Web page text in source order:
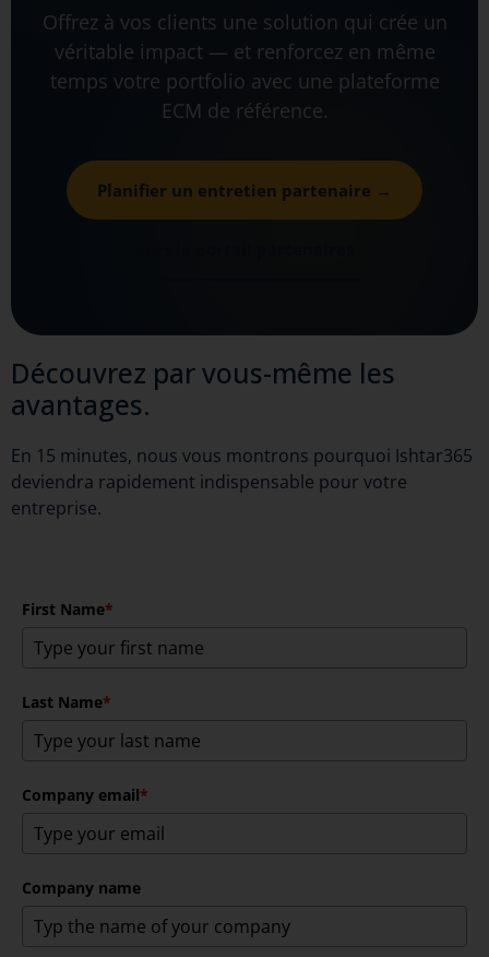
Offrez à vos clients une solution qui crée un
véritable impact — et renforcez en même
temps votre portfolio avec une plateforme
ECM de référence.
Planifier un entretien partenaire →
Découvrez par vous-même les
avantages.
En 15 minutes, nous vous montrons pourquoi Ishtar365
deviendra rapidement indispensable pour votre
entreprise.
First Name*
Last Name*
Company email*
Company name